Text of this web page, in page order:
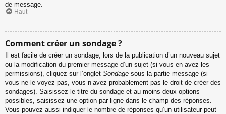
de message.
Haut
Comment créer un sondage ?
Il est facile de créer un sondage, lors de la publication d’un nouveau sujet
ou la modification du premier message d’un sujet (si vous en avez les
permissions), cliquez sur l’onglet Sondage sous la partie message (si
vous ne le voyez pas, vous n’avez probablement pas le droit de créer des
sondages). Saisissez le titre du sondage et au moins deux options
possibles, saisissez une option par ligne dans le champ des réponses.
Vous pouvez aussi indiquer le nombre de réponses qu’un utilisateur peut